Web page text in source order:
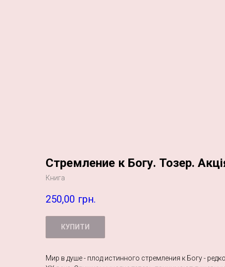
Стремление к Богу. Тозер.
Книга
250,00 грн.
КУПИТИ
Мир в душе - плод истинного стремления к Богу -